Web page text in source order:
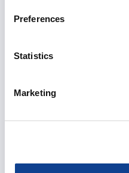
Preferences
Statistics
Marketing
Esplora i percorsi